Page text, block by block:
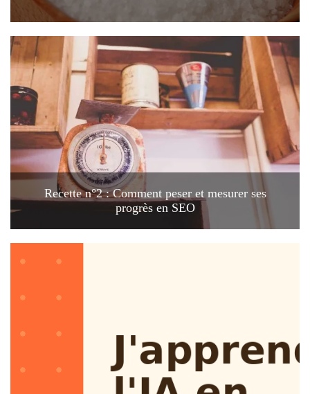
Recette n°2 : Comment peser et mesurer ses
progrès en SEO